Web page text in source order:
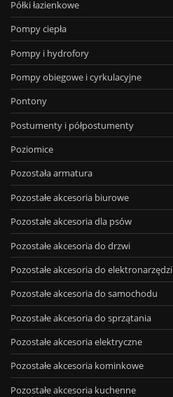
Półki łazienkowe
Pompy ciepła
Pompy i hydrofory
Pompy obiegowe i cyrkulacyjne
Pontony
Postumenty i półpostumenty
Poziomice
Pozostała armatura
Pozostałe akcesoria biurowe
Pozostałe akcesoria dla psów
Pozostałe akcesoria do drzwi
Pozostałe akcesoria do elektronarzędzi
Pozostałe akcesoria do samochodu
Pozostałe akcesoria do sprzątania
Pozostałe akcesoria elektryczne
Pozostałe akcesoria kominkowe
Pozostałe akcesoria kuchenne